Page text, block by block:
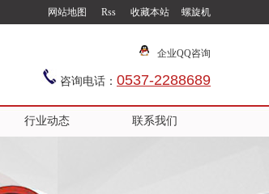
网站地图 Rss 收藏本站 螺旋机
企业QQ咨询
咨询电话： 0537-2288689
行业动态 联系我们